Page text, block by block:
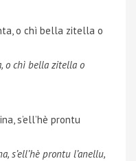
o chì bella zitella o
o chì bella zitella o
s’ell’hè prontu
s’ell’hè prontu l’anellu,